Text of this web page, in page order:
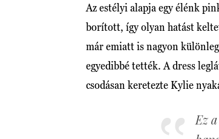
Az estélyi alapja egy élénk
borított, így olyan hatást
már emiatt is nagyon
egyedibbé tették. A dress
csodásan keretezte Kylie
Ez